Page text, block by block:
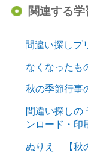
関連する
間違い探しプ
なくなった
秋の季節行
間違い探し
ンロード・印
ぬりえ 【秋